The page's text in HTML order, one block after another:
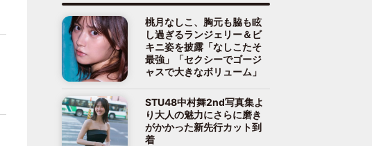
桃月なしこ、胸元も脇も眩
し過ぎるランジェリー＆ビ
キニ姿を披露「なしこたそ
最強」「セクシーでゴージ
ャスで大きなボリューム」
STU48中村舞2nd写真集よ
り大人の魅力にさらに磨き
がかかった新先行カット到
着